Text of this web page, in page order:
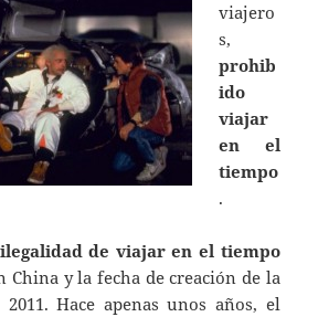
viajero
s,
prohib
ido
viajar
en el
tiempo
.
ilegalidad de viajar en el tiempo
China y la fecha de creación de la
Hace apenas unos años, el